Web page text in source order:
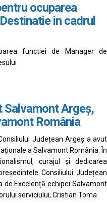
ocuparea
in cadrul
functiei de Manager de
Argeș,
România
Județean Argeș a avut
a Salvamont România. În
curajul și dedicarea
Consiliului Județean
de Excelență echipei Salvamont
serviciului, Cristian Toma